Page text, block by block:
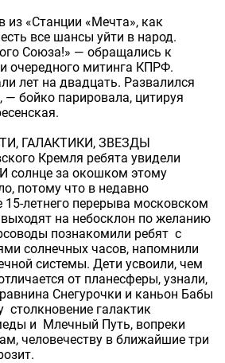
из «Станции «Мечта», как
все шансы уйти в народ.
Союза!» — обращались к
очередного митинга КПРФ.
лет на двадцать. Развалился
— бойко парировала, цитируя
ГАЛАКТИКИ, ЗВЕЗДЫ
Кремля ребята увидели
солнце за окошком этому
потому что в недавно
летнего перерыва московском
на небосклон по желанию
познакомили ребят с
солнечных часов, напомнили
системы. Дети усвоили, чем
от планесферы, узнали,
Снегурочки и каньон Бабы
столкновение галактик
и Млечный Путь, вопреки
человечеству в ближайшие три